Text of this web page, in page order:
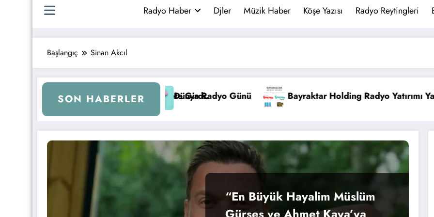
Radyo Haber Djler Müzik Haber Köşe Yazısı Radyo Reytingleri
Başlangıç Sinan Akcıl
SON HABERLER
Holding Radyo Yatırımı Yapıyor! Kalp Fm Yayında ! Yeni Radyo: FG Türk Yayında!
“En Büyük Hayalim Müslüm